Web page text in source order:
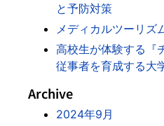
と予防対策
メディカルツーリズ
高校生が体験する『
従事者を育成する大
Archive
2024年9月